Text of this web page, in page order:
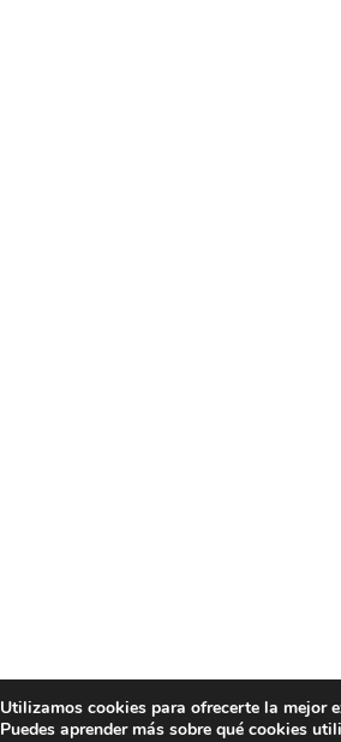
Utilizamos cookies para ofrecerte la mejor
Puedes aprender más sobre qué cookies